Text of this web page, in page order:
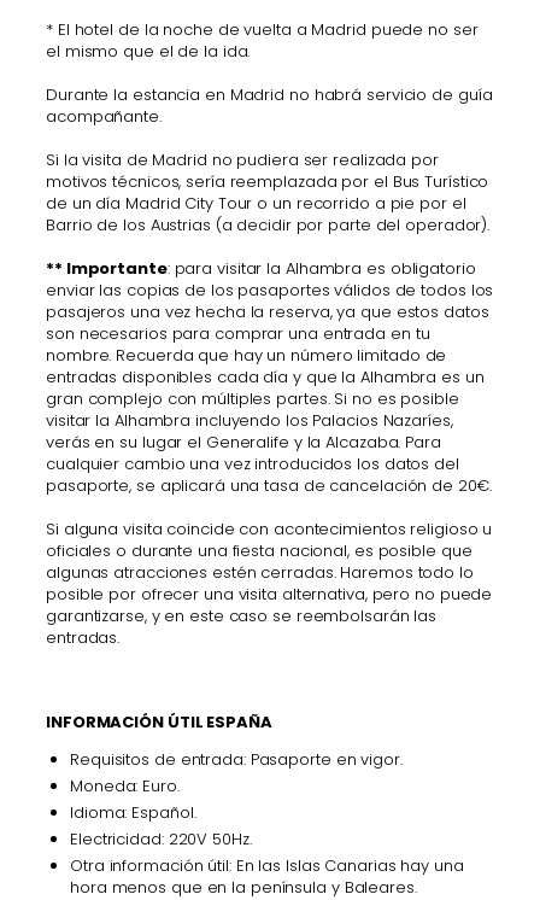
* El hotel de la noche de vuelta a Madrid puede no ser
el mismo que el de la ida.
Durante la estancia en Madrid no habrá servicio de guía
acompañante.
Si la visita de Madrid no pudiera ser realizada por
motivos técnicos, sería reemplazada por el Bus Turístico
de un día Madrid City Tour o un recorrido a pie por el
Barrio de los Austrias (a decidir por parte del operador).
** Importante: para visitar la Alhambra es obligatorio
enviar las copias de los pasaportes válidos de todos los
pasajeros una vez hecha la reserva, ya que estos datos
son necesarios para comprar una entrada en tu
nombre. Recuerda que hay un número limitado de
entradas disponibles cada día y que la Alhambra es un
gran complejo con múltiples partes. Si no es posible
visitar la Alhambra incluyendo los Palacios Nazaríes,
verás en su lugar el Generalife y la Alcazaba. Para
cualquier cambio una vez introducidos los datos del
pasaporte, se aplicará una tasa de cancelación de 20€.
Si alguna visita coincide con acontecimientos religioso u
oficiales o durante una fiesta nacional, es posible que
algunas atracciones estén cerradas. Haremos todo lo
posible por ofrecer una visita alternativa, pero no puede
garantizarse, y en este caso se reembolsarán las
entradas.
INFORMACIÓN ÚTIL ESPAÑA
Requisitos de entrada: Pasaporte en vigor.
Moneda: Euro.
Idioma: Español.
Electricidad: 220V 50Hz.
Otra información útil: En las Islas Canarias hay una
hora menos que en la península y Baleares.